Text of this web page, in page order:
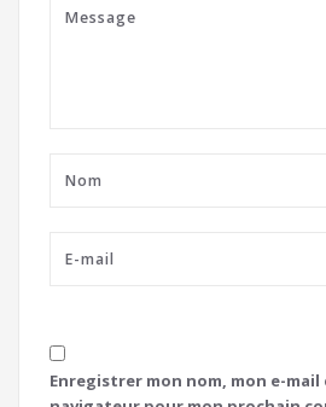
Enregistrer mon nom, mon e-